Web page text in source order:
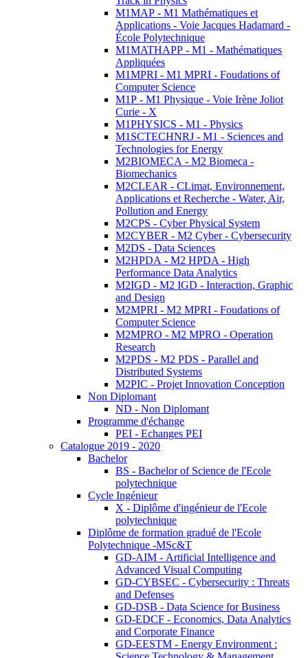
M1MAP - M1 Mathématiques et
Applications - Voie Jacques Hadamard -
École Polytechnique
M1MATHAPP - M1 - Mathématiques
Appliquées
M1MPRI - M1 MPRI - Foudations of
Computer Science
M1P - M1 Physique - Voie Irène Joliot
Curie - X
M1PHYSICS - M1 - Physics
M1SCTECHNRJ - M1 - Sciences and
Technologies for Energy
M2BIOMECA - M2 Biomeca -
Biomechanics
M2CLEAR - CLimat, Environnement,
Applications et Recherche - Water, Air,
Pollution and Energy
M2CPS - Cyber Physical System
M2CYBER - M2 Cyber - Cybersecurity
M2DS - Data Sciences
M2HPDA - M2 HPDA - High
Performance Data Analytics
M2IGD - M2 IGD - Interaction, Graphic
and Design
M2MPRI - M2 MPRI - Foudations of
Computer Science
M2MPRO - M2 MPRO - Operation
Research
M2PDS - M2 PDS - Parallel and
Distributed Systems
M2PIC - Projet Innovation Conception
Non Diplomant
ND - Non Diplomant
Programme d'échange
PEI - Echanges PEI
Catalogue 2019 - 2020
Bachelor
BS - Bachelor of Science de l'Ecole
polytechnique
Cycle Ingénieur
X - Diplôme d'ingénieur de l'Ecole
polytechnique
Diplôme de formation gradué de l'Ecole
Polytechnique -MSc&T
GD-AIM - Artificial Intelligence and
Advanced Visual Computing
GD-CYBSEC - Cybersecurity : Threats
and Defenses
GD-DSB - Data Science for Business
GD-EDCF - Economics, Data Analytics
and Corporate Finance
GD-EESTM - Energy Environment :